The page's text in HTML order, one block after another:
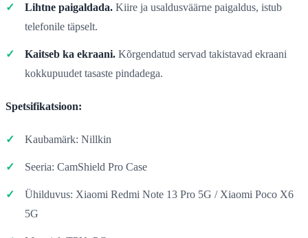
Lihtne paigaldada. Kiire ja usaldusväärne paigaldus, istub
telefonile täpselt.
Kaitseb ka ekraani. Kõrgendatud servad takistavad ekraani
kokkupuudet tasaste pindadega.
Spetsifikatsioon:
Kaubamärk: Nillkin
Seeria: CamShield Pro Case
Ühilduvus: Xiaomi Redmi Note 13 Pro 5G / Xiaomi Poco X6
5G